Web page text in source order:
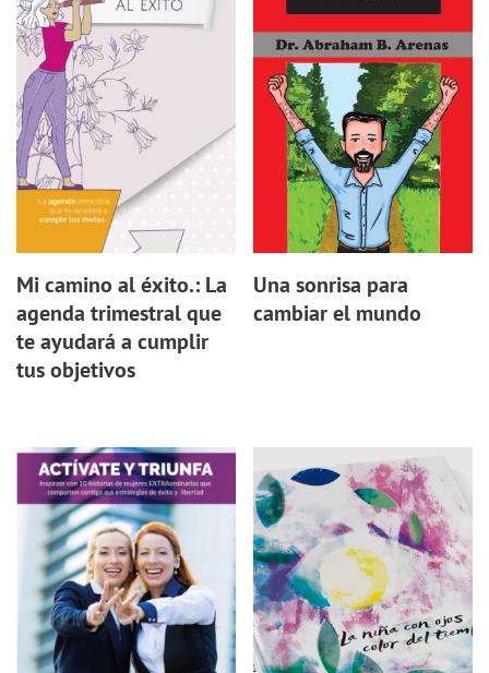
Mi camino al éxito.: La
agenda trimestral que
te ayudará a cumplir
tus objetivos
Una sonrisa para
cambiar el mundo